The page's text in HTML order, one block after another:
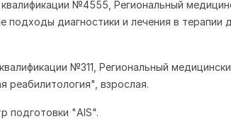
№4555, Региональный
подходы диагностики и лечения в терапии
№311, Региональный
реабилитология", взрослая.
подготовки "AIS".